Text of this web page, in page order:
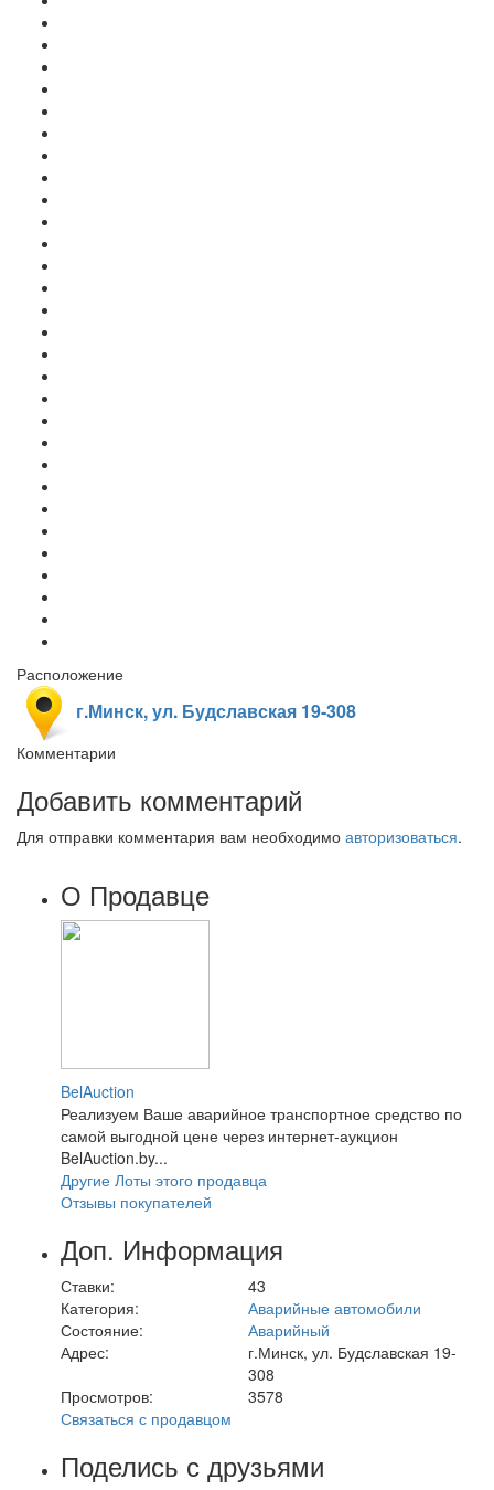
Расположение
г.Минск, ул. Будславская 19-308
Комментарии
Добавить комментарий
Для отправки комментария вам необходимо авторизоваться.
О Продавце
BelAuction
Реализуем Ваше аварийное транспортное средство по
самой выгодной цене через интернет-аукцион
BelAuction.by...
Другие Лоты этого продавца
Отзывы покупателей
Доп. Информация
Ставки:
43
Категория:
Аварийные автомобили
Состояние:
Аварийный
Адрес:
г.Минск, ул. Будславская 19-
308
Просмотров:
3578
Связаться с продавцом
Поделись с друзьями